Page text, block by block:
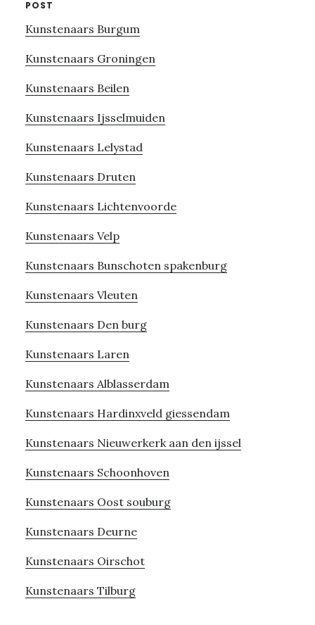
POST
Kunstenaars Burgum
Kunstenaars Groningen
Kunstenaars Beilen
Kunstenaars Ijsselmuiden
Kunstenaars Lelystad
Kunstenaars Druten
Kunstenaars Lichtenvoorde
Kunstenaars Velp
Kunstenaars Bunschoten spakenburg
Kunstenaars Vleuten
Kunstenaars Den burg
Kunstenaars Laren
Kunstenaars Alblasserdam
Kunstenaars Hardinxveld giessendam
Kunstenaars Nieuwerkerk aan den ijssel
Kunstenaars Schoonhoven
Kunstenaars Oost souburg
Kunstenaars Deurne
Kunstenaars Oirschot
Kunstenaars Tilburg